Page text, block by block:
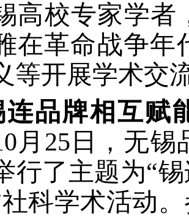
高校专家学者
在革命战争年
等开展学术交
连品牌相互赋
月25 日， 无锡
行了主题为“
社科学术活动。